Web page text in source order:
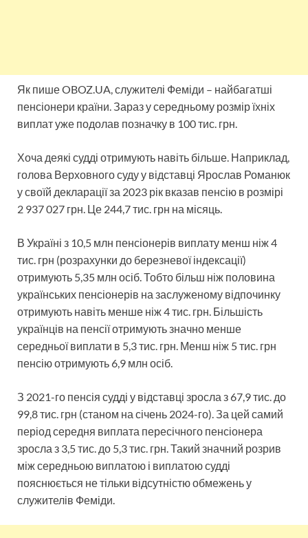
Як пише OBOZ.UA, служителі Феміди – найбагатші
пенсіонери країни. Зараз у середньому розмір їхніх
виплат уже подолав позначку в 100 тис. грн.
Хоча деякі судді отримують навіть більше. Наприклад,
голова Верховного суду у відставці Ярослав Романюк
у своїй декларації за 2023 рік вказав пенсію в розмірі
2 937 027 грн. Це 244,7 тис. грн на місяць.
В Україні з 10,5 млн пенсіонерів виплату менш ніж 4
тис. грн (розрахунки до березневої індексації)
отримують 5,35 млн осіб. Тобто більш ніж половина
українських пенсіонерів на заслуженому відпочинку
отримують навіть менше ніж 4 тис. грн. Більшість
українців на пенсії отримують значно менше
середньої виплати в 5,3 тис. грн. Менш ніж 5 тис. грн
пенсію отримують 6,9 млн осіб.
З 2021-го пенсія судді у відставці зросла з 67,9 тис. до
99,8 тис. грн (станом на січень 2024-го). За цей самий
період середня виплата пересічного пенсіонера
зросла з 3,5 тис. до 5,3 тис. грн. Такий значний розрив
між середньою виплатою і виплатою судді
пояснюється не тільки відсутністю обмежень у
служителів Феміди.